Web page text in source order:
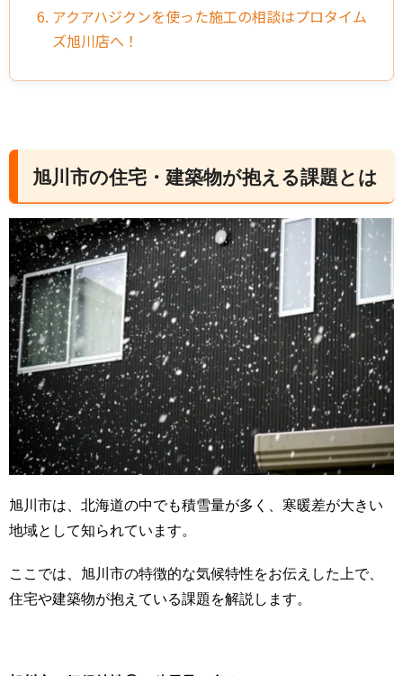
6. アクアハジクンを使った施工の相談はプロタイム
ズ旭川店へ！
旭川市の住宅・建築物が抱える課題とは
旭川市は、北海道の中でも積雪量が多く、寒暖差が大きい
地域として知られています。
ここでは、旭川市の特徴的な気候特性をお伝えした上で、
住宅や建築物が抱えている課題を解説します。